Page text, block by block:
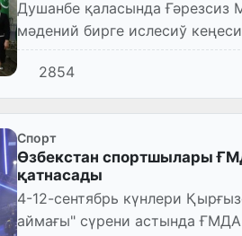
Душанбе қаласында Ғәрезсиз
мәдений бирге ислесиў
министри Озодбек Назарбек...
2854
Спорт
Өзбекстан спортшылары
қатнасады
4-12-сентябрь күнлери
аймағы" сүрени астында